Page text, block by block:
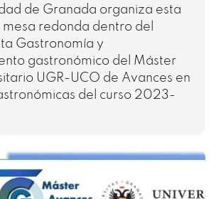
de Granada organiza esta
redonda dentro del
Gastronomía y
gastronómico del Máster
UGR-UCO de Avances en
del curso 2023-